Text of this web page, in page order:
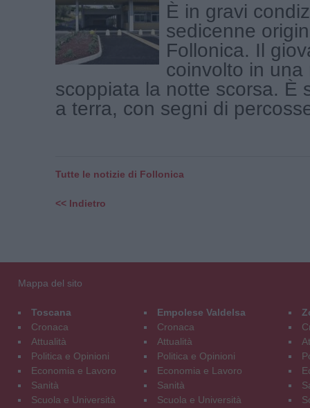
È in gravi
sedicenne
Follonica. Il
coinvolto in una
scoppiata la notte scorsa. È
a terra, con segni di
Tutte le notizie di Follonica
<< Indietro
Mappa del sito
Toscana
Cronaca
Attualità
Politica e Opinioni
Economia e Lavoro
Sanità
Scuola e Università
Empolese Valdelsa
Cronaca
Attualità
Politica e Opinioni
Economia e Lavoro
Sanità
Scuola e Università